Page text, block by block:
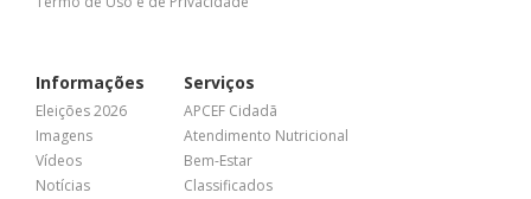
Informações
Eleições 2026
Imagens
Vídeos
Notícias
Serviços
APCEF Cidadã
Atendimento Nutricional
Bem-Estar
Classificados